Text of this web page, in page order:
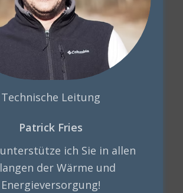
Technische Leitung
Patrick Fries
ich Sie in allen
der Wärme und
Energieversorgung!